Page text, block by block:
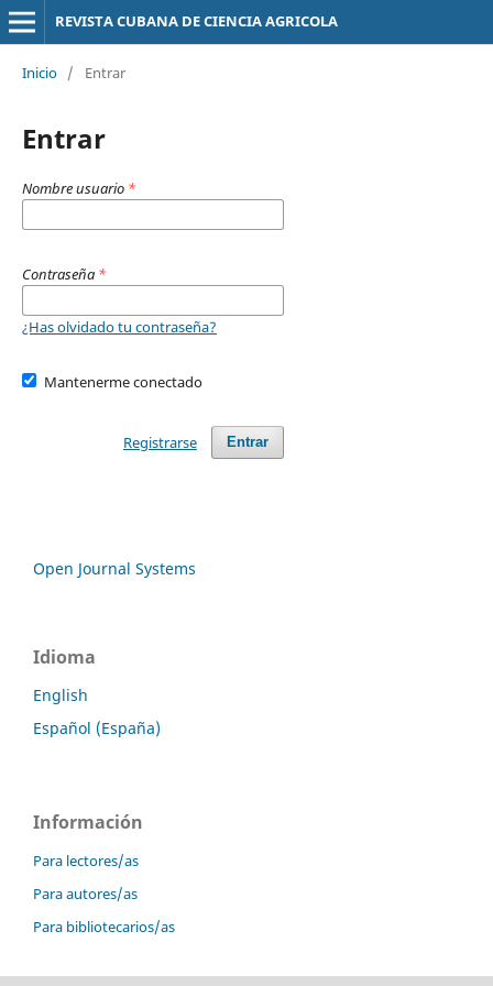
REVISTA CUBANA DE CIENCIA AGRICOLA
Inicio / Entrar
Entrar
Nombre usuario *
Contraseña *
¿Has olvidado tu contraseña?
Mantenerme conectado
Entrar
Registrarse
Open Journal Systems
Idioma
English
Español (España)
Información
Para lectores/as
Para autores/as
Para bibliotecarios/as